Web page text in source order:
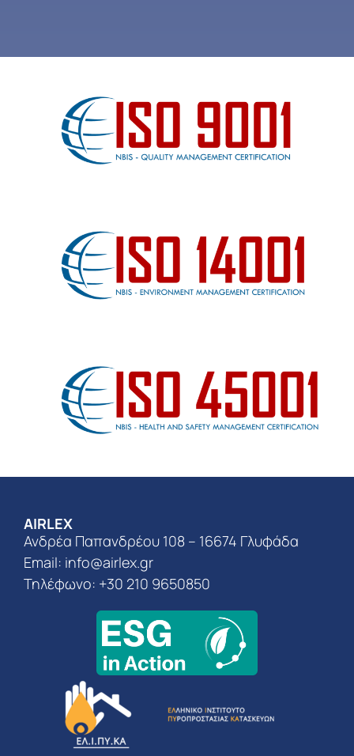
AIRLEX
Ανδρέα Παπανδρέου 108 – 16674 Γλυφάδα
Email: info@airlex.gr
Τηλέφωνο: +30 210 9650850